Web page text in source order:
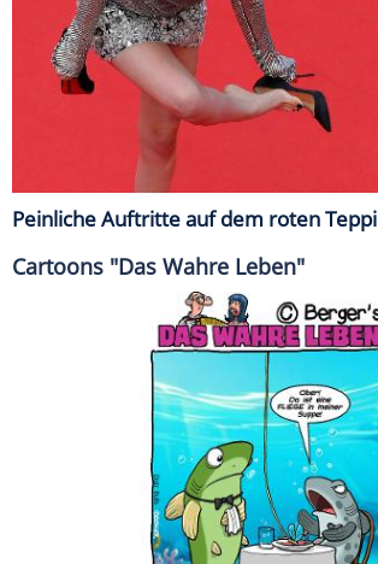
Peinliche Auftritte auf dem roten
Cartoons "Das Wahre Leben"